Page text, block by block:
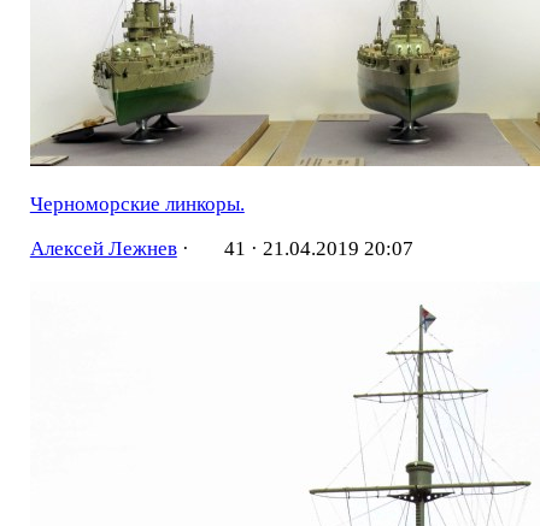
Черноморские линкоры.
Алексей Лежнев· 41 · 21.04.2019 20:07